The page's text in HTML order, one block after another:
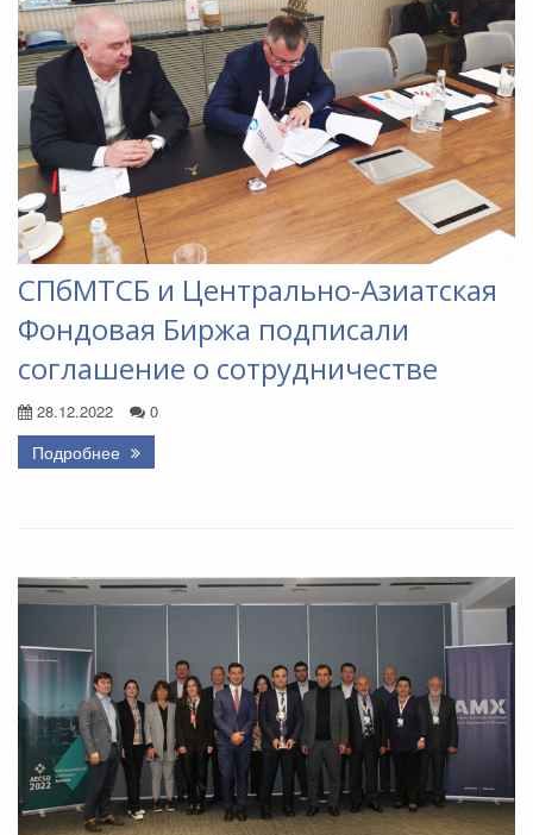
СПбМТСБ и Центрально-Азиатская
Фондовая Биржа подписали
соглашение о сотрудничестве
28.12.2022 0
Подробнее